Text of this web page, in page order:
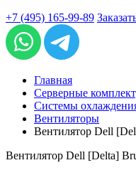
+7 (495) 165-99-89
Главная
Серверные
Системы
Вентиляторы
Вентилятор Dell
Вентилятор Dell [Delta]